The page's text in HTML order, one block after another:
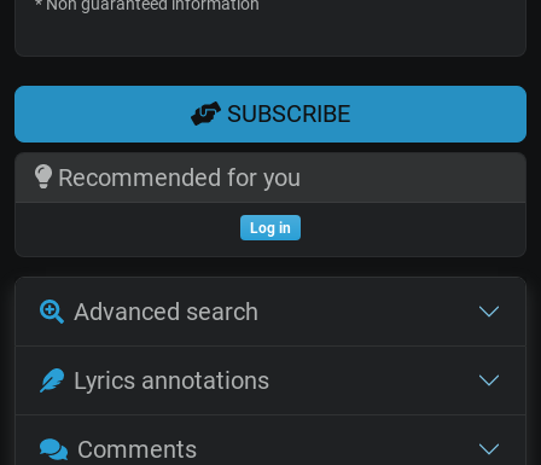
SUBSCRIBE
Recommended for you
Log in
Advanced search
Lyrics annotations
Comments